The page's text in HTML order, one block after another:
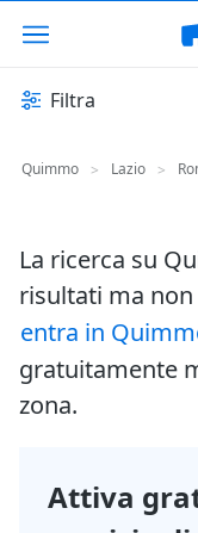
Filtra
Quimmo > Lazio >
La ricerca su
risultati ma
entra in
gratuitamente
zona.
Attiva